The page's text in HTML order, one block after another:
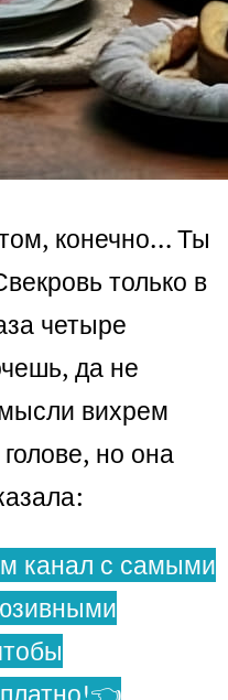
конечно… Ты
только в
четыре
да не
вихрем
но она
канал с самыми